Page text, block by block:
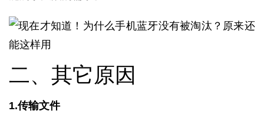
二、其它原因
1.传输文件